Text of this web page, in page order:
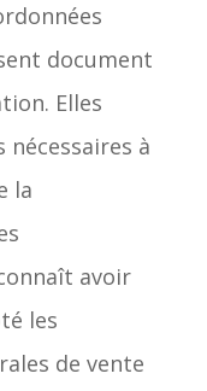
document
Elles
à
la
avoir
les
de vente